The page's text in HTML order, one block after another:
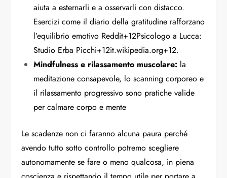
aiuta a esternarli e a osservarli con distacco.
Esercizi come il diario della gratitudine rafforzano
l’equilibrio emotivo Reddit+12Psicologo a Lucca:
Studio Erba Picchi+12it.wikipedia.org+12.
Mindfulness e rilassamento muscolare: la
meditazione consapevole, lo scanning corporeo e
il rilassamento progressivo sono pratiche valide
per calmare corpo e mente
Le scadenze non ci faranno alcuna paura perché
avendo tutto sotto controllo potremo scegliere
autonomamente se fare o meno qualcosa, in piena